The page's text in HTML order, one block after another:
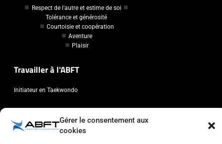
Gérer le consentement aux
cookies
Respect de l'autre et estime de soi
Tolérance et générosité
Courtoisie et coopération
Aventure
Plaisir
Travailler à l'ABFT
Initiateur en Taekwondo
Association Belge Francophone de Taekwondo